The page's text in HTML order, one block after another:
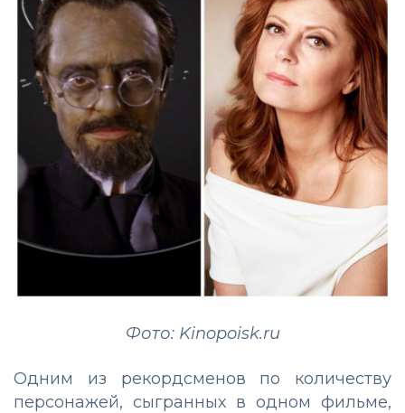
Фото: Kinopoisk.ru
Одним из рекордсменов по количеству
персонажей, сыгранных в одном фильме,